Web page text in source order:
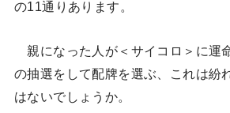
の11通りあります。
親になった人が＜サイコロ＞に運
の抽選をして配牌を選ぶ、これは紛
はないでしょうか。